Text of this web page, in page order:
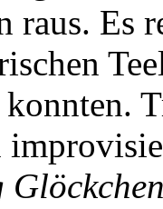
raus. Es
konnten.